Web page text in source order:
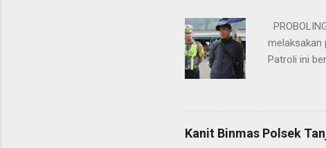
melaksakan
Patroli ini
meningkat
pihaknya
Kanit Binmas Polsek